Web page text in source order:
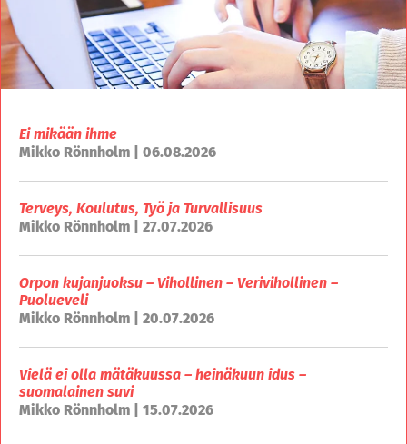
Ei mikään ihme
Mikko Rönnholm | 06.08.2026
Terveys, Koulutus, Työ ja Turvallisuus
Mikko Rönnholm | 27.07.2026
Orpon kujanjuoksu – Vihollinen – Verivihollinen –
Puolueveli
Mikko Rönnholm | 20.07.2026
Vielä ei olla mätäkuussa – heinäkuun idus –
suomalainen suvi
Mikko Rönnholm | 15.07.2026